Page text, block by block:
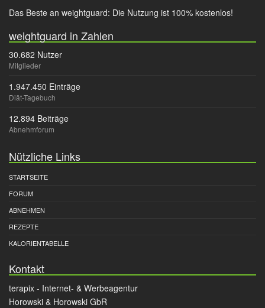
Das Beste an weightguard: Die Nutzung ist 100% kostenlos!
weightguard in Zahlen
30.682 Nutzer
Mitglieder
1.947.450 Einträge
Diät-Tagebuch
12.894 Beiträge
Abnehmforum
Nützliche Links
STARTSEITE
FORUM
ABNEHMEN
REZEPTE
KALORIENTABELLE
Kontakt
terapix - Internet- & Werbeagentur
Horowski & Horowski GbR